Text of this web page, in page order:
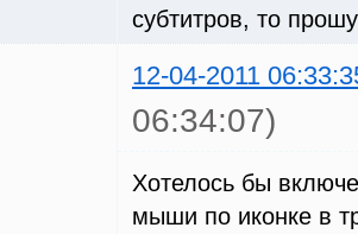
субтитров, то
12-04-2011
06:34:07)
Хотелось бы
мыши по иконке в